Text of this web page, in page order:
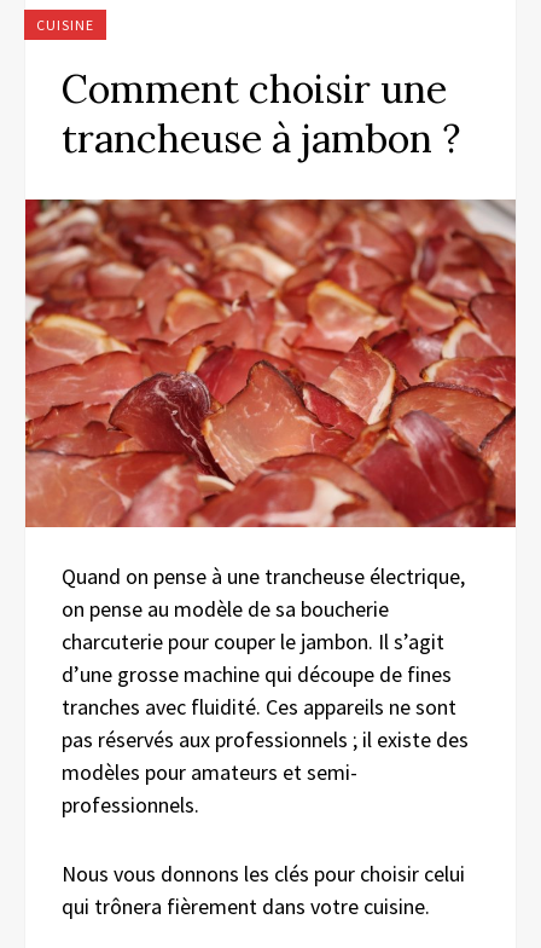
CUISINE
Comment choisir une
trancheuse à jambon ?
Quand on pense à une trancheuse électrique,
on pense au modèle de sa boucherie
charcuterie pour couper le jambon. Il s’agit
d’une grosse machine qui découpe de fines
tranches avec fluidité. Ces appareils ne sont
pas réservés aux professionnels ; il existe des
modèles pour amateurs et semi-
professionnels.
Nous vous donnons les clés pour choisir celui
qui trônera fièrement dans votre cuisine.